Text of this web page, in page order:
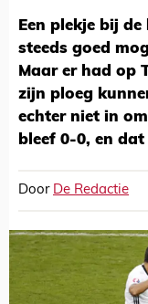
Een plekje bij
steeds goed
Maar er had op
zijn ploeg
echter niet in
bleef 0-0, en
Door De Redactie